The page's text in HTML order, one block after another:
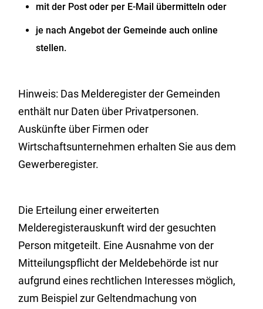
mit der Post oder per E-Mail übermitteln oder
je nach Angebot der Gemeinde auch online
stellen.
Hinweis: Das Melderegister der Gemeinden
enthält nur Daten über Privatpersonen.
Auskünfte über Firmen oder
Wirtschaftsunternehmen erhalten Sie aus dem
Gewerberegister.
Die Erteilung einer erweiterten
Melderegisterauskunft wird der gesuchten
Person mitgeteilt. Eine Ausnahme von der
Mitteilungspflicht der Meldebehörde ist nur
aufgrund eines rechtlichen Interesses möglich,
zum Beispiel zur Geltendmachung von